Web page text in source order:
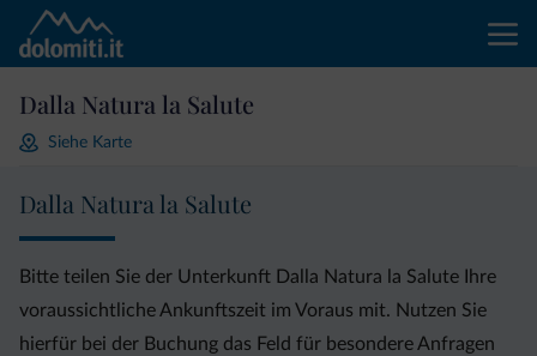
Dalla Natura la Salute
Siehe Karte
Dalla Natura la Salute
Bitte teilen Sie der Unterkunft Dalla Natura la Salute Ihre
voraussichtliche Ankunftszeit im Voraus mit. Nutzen Sie
hierfür bei der Buchung das Feld für besondere Anfragen